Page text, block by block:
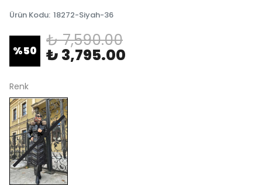
Ürün Kodu: 18272-Siyah-36
%50
₺ 7,590.00
₺ 3,795.00
Renk